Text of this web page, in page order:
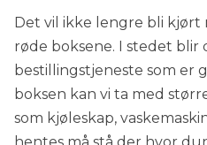
Det vil ikke lengre bli
røde boksene. I stedet blir
bestillingstjeneste som er
boksen kan vi ta med
som kjøleskap,